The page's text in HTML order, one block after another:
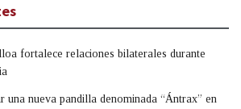
fortalece relaciones bilaterales durante
una nueva pandilla denominada “Ántrax” en